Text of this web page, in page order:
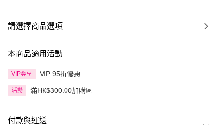
請選擇商品選項
本商品適用活動
VIP尊享 VIP 95折優惠
活動 滿HK$300.00加購區
付款與運送